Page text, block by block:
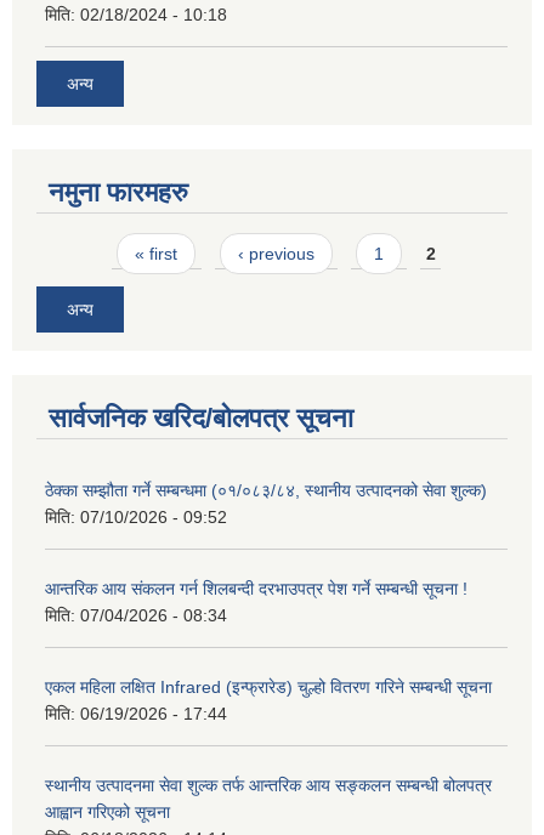
मिति: 02/18/2024 - 10:18
अन्य
नमुना फारमहरु
Pages« first ‹ previous 1 2
अन्य
सार्वजनिक खरिद/बोलपत्र सूचना
ठेक्का सम्झौता गर्ने सम्बन्धमा (०१/०८३/८४, स्थानीय उत्पादनको सेवा शुल्क)
मिति: 07/10/2026 - 09:52
आन्तरिक आय संकलन गर्न शिलबन्दी दरभाउपत्र पेश गर्ने सम्बन्धी सूचना !
मिति: 07/04/2026 - 08:34
एकल महिला लक्षित Infrared (इन्फ्रारेड) चुल्हो वितरण गरिने सम्बन्धी सूचना
मिति: 06/19/2026 - 17:44
स्थानीय उत्पादनमा सेवा शुल्क तर्फ आन्तरिक आय सङ्कलन सम्बन्धी बोलपत्र
आह्वान गरिएको सूचना